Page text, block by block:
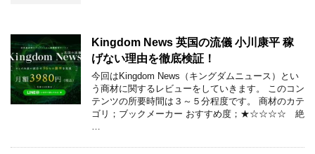
Kingdom News 英国の流儀 小川康平 稼
げない理由を徹底検証！
今回はKingdom News（キングダムニュース）とい
う商材に関するレビューをしていきます。 このコン
テンツの所要時間は３～５分程度です。 商材のカテ
ゴリ；ブックメーカー おすすめ度；★☆☆☆☆ 絶
…